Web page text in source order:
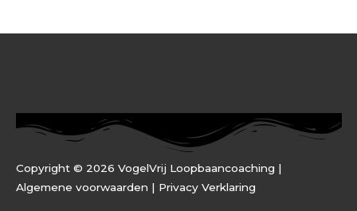
Copyright © 2026 VogelVrij Loopbaancoaching |
Algemene voorwaarden | Privacy Verklaring